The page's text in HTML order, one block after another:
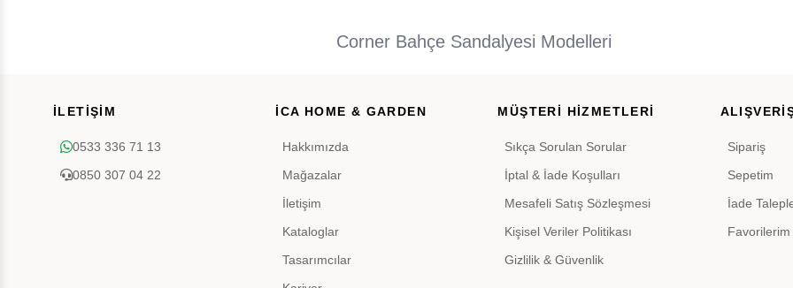
Corner Bahçe Sandalyesi Modelleri
İLETİŞİM
0533 336 71 13
0850 307 04 22
İCA HOME & GARDEN
Hakkımızda
Mağazalar
İletişim
Kataloglar
Tasarımcılar
MÜŞTERİ HİZMETLERİ
Sıkça Sorulan Sorular
İptal & İade Koşulları
Mesafeli Satış Sözleşmesi
Kişisel Veriler Politikası
Gizlilik & Güvenlik
Sipariş
Sepetim
İade
Favorilerim